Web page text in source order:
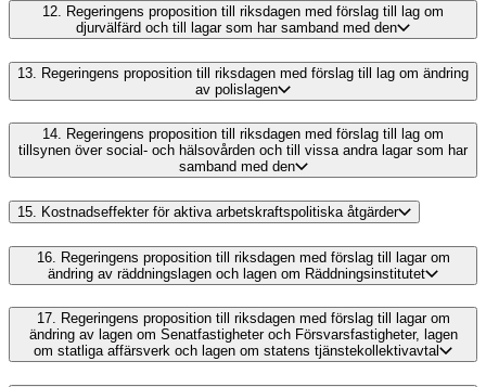
12.
Regeringens proposition till riksdagen med förslag till lag om
djurvälfärd och till lagar som har samband med den
13. Regeringens proposition till riksdagen med förslag till lag om ändring
av polislagen
14. Regeringens proposition till riksdagen med förslag till lag om
tillsynen över social- och hälsovården och till vissa andra lagar som har
samband med den
15. Kostnadseffekter för aktiva arbetskraftspolitiska åtgärder
16. Regeringens proposition till riksdagen med förslag till lagar om
ändring av räddningslagen och lagen om Räddningsinstitutet
17. Regeringens proposition till riksdagen med förslag till lagar om
ändring av lagen om Senatfastigheter och Försvarsfastigheter, lagen
om statliga affärsverk och lagen om statens tjänstekollektivavtal